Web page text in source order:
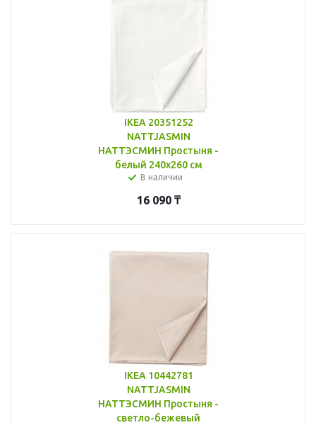
IKEA 20351252
NATTJASMIN
НАТТЭСМИН Простыня -
белый 240x260 см
В наличии
16 090₸
IKEA 10442781
NATTJASMIN
НАТТЭСМИН Простыня -
светло-бежевый